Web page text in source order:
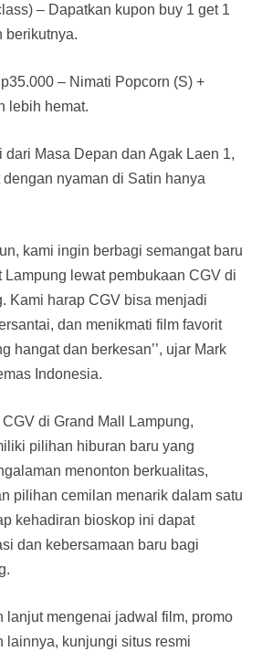
– Dapatkan kupon buy 1 get 1
berikutnya.
– Nimati Popcorn (S) +
lebih hemat.
dari Masa Depan dan Agak Laen 1,
nyaman di Satin hanya
kami ingin berbagi semangat baru
Lampung lewat pembukaan CGV di
Kami harap CGV bisa menjadi
dan menikmati film favorit
hangat dan berkesan’’, ujar Mark
Indonesia.
di Grand Mall Lampung,
pilihan hiburan baru yang
menonton berkualitas,
pilihan cemilan menarik dalam satu
kehadiran bioskop ini dapat
dan kebersamaan baru bagi
lanjut mengenai jadwal film, promo
lainnya, kunjungi situs resmi